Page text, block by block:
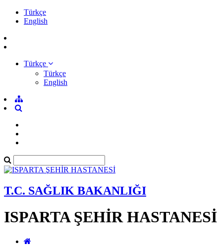
Türkçe
English
Türkçe
Türkçe
English
T.C. SAĞLIK BAKANLIĞI
ISPARTA ŞEHİR HASTANESİ